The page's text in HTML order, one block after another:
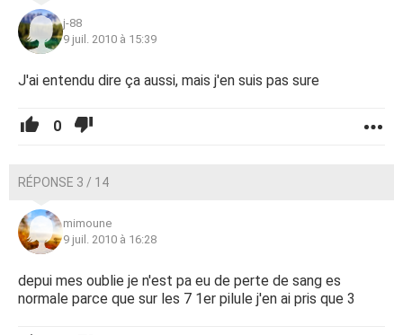
j-88
9 juil. 2010 à 15:39
J'ai entendu dire ça aussi, mais j'en suis pas sure
0
RÉPONSE 3 / 14
mimoune
9 juil. 2010 à 16:28
depui mes oublie je n'est pa eu de perte de sang es
normale parce que sur les 7 1er pilule j'en ai pris que 3